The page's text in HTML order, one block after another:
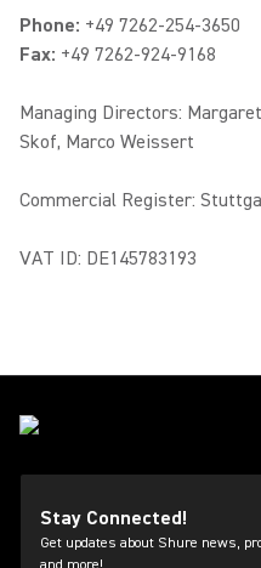
Phone: +49 7262-254-3650
Fax: +49 7262-924-9168
Managing Directors:
Skof, Marco Weissert
Commercial Register:
VAT ID: DE145783193
Stay Connected!
Get updates about Shure news,